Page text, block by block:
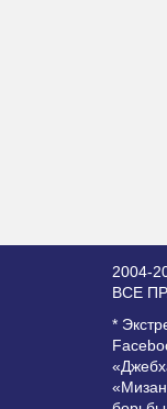
2004-
ВСЕ
*